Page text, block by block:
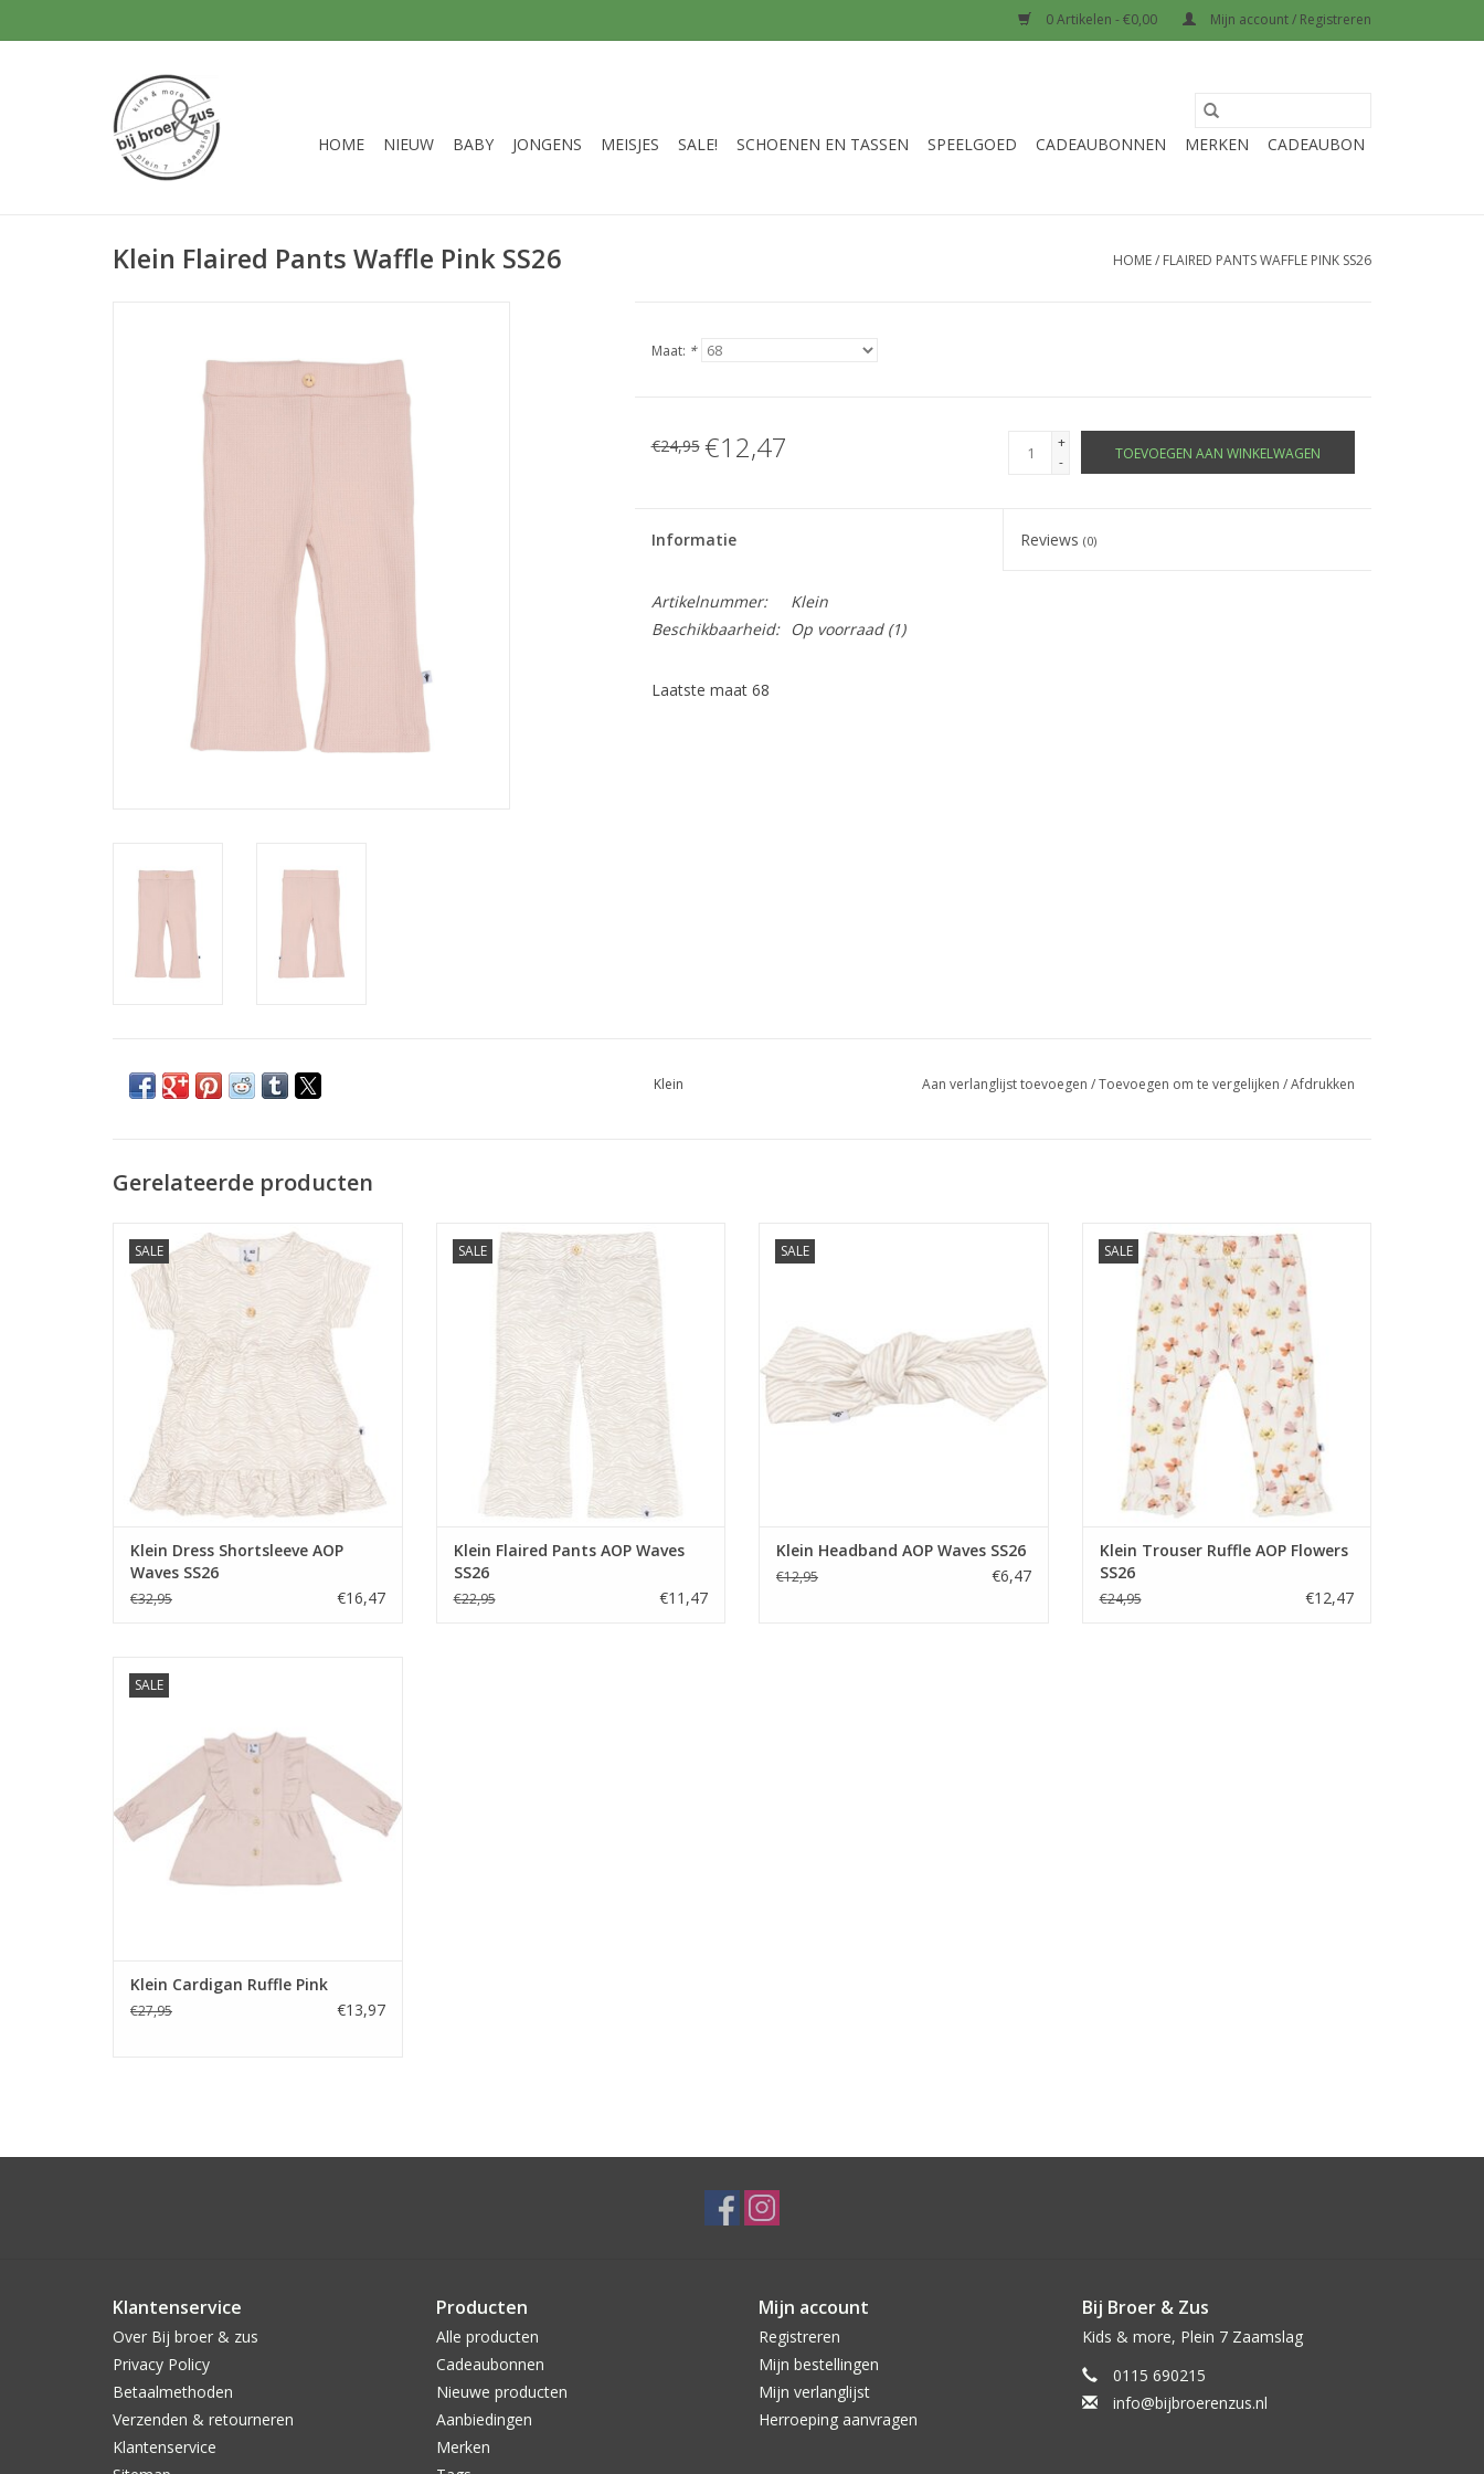
0 Artikelen - €0,00 Mijn account / Registreren
HOME NIEUW BABY JONGENS MEISJES SALE! SCHOENEN EN TASSEN SPEELGOED CADEAUBONNEN MERKEN CADEAUBON
Klein Flaired Pants Waffle Pink SS26 HOME/ FLAIRED PANTS WAFFLE PINK SS26
Maat: *
€24,95 €12,47
+
-
TOEVOEGEN AAN WINKELWAGEN
Informatie Reviews(0)
Artikelnummer:
Klein
Beschikbaarheid:
Op voorraad(1)
Laatste maat 68
Klein Aan verlanglijst toevoegen /Toevoegen om te vergelijken /Afdrukken
Gerelateerde producten
SALE
Klein Dress Shortsleeve AOP Waves SS26
TOEVOEGEN AAN WINKELWAGEN
Klein Dress Shortsleeve AOP
Waves SS26
€32,95 €16,47
SALE
Klein Flaired Pants AOP Waves SS26
TOEVOEGEN AAN WINKELWAGEN
Klein Flaired Pants AOP Waves
SS26
€22,95 €11,47
SALE
TOEVOEGEN AAN WINKELWAGEN
Klein Headband AOP Waves SS26
€12,95 €6,47
SALE
Klein Trouser Ruffle AOP Flowers SS26
TOEVOEGEN AAN WINKELWAGEN
Klein Trouser Ruffle AOP Flowers
SS26
€24,95 €12,47
SALE
TOEVOEGEN AAN WINKELWAGEN
Klein Cardigan Ruffle Pink
€27,95 €13,97
Klantenservice
Over Bij broer & zus
Privacy Policy
Betaalmethoden
Verzenden & retourneren
Klantenservice
Producten
Alle producten
Cadeaubonnen
Nieuwe producten
Aanbiedingen
Merken
Mijn account
Registreren
Mijn bestellingen
Mijn verlanglijst
Herroeping aanvragen
Bij Broer & Zus
Kids & more, Plein 7 Zaamslag
0115 690215
info@bijbroerenzus.nl